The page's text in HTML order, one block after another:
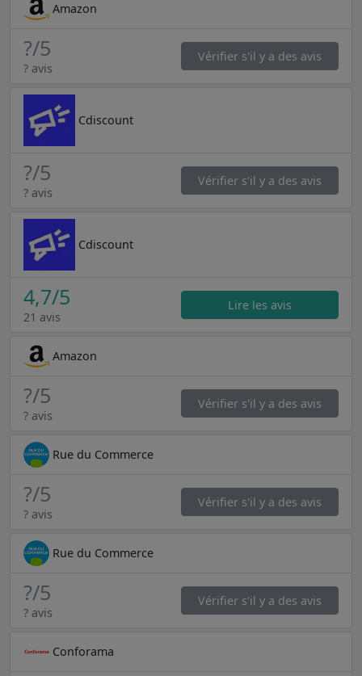
Amazon
?/5
? avis
Vérifier s'il y a des avis
Cdiscount
?/5
? avis
Vérifier s'il y a des avis
Cdiscount
4,7/5
21 avis
Lire les avis
Amazon
?/5
? avis
Vérifier s'il y a des avis
Rue du Commerce
?/5
? avis
Vérifier s'il y a des avis
Rue du Commerce
?/5
? avis
Vérifier s'il y a des avis
Conforama